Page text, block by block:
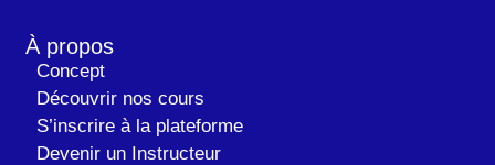
À propos
Concept
Découvrir nos cours
S’inscrire à la plateforme
Devenir un Instructeur